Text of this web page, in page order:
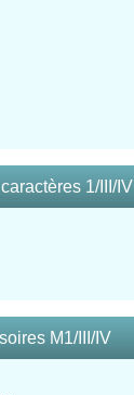
1/III/IV
M1/III/IV